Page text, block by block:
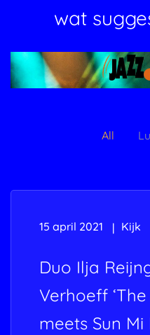
wat
All
15 april 2021 Kijk
Duo Ilja
Verhoeff
meets Sun